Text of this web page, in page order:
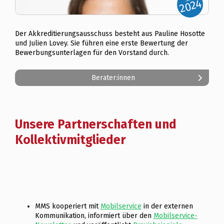
2024
TRANSITEC Ingénieurs-Conseils
Der Akkreditierungsausschuss besteht aus Pauline Hosotte
und Julien Lovey. Sie führen eine erste Bewertung der
Bewerbungsunterlagen für den Vorstand durch.
Berater:innen
Unsere Partnerschaften und
Kollektivmitglieder
MMS kooperiert mit Mobilservice in der externen
Kommunikation, informiert über den Mobilservice-